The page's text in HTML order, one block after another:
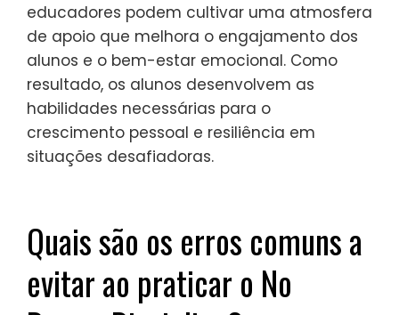
compreensão das emoções dos alunos,
orientando-os por meio de conflitos e
incentivando o crescimento pessoal.
As principais estratégias incluem criar um
ambiente seguro, modelar respostas
emocionais apropriadas e usar práticas
restaurativas. Os educadores devem se
pode levar a dinâmicas de sala de aula
melhoradas.
Ao implementar essas estratégias, os